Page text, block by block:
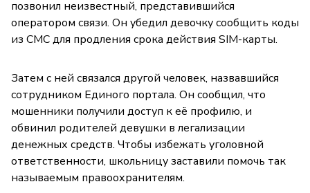
позвонил неизвестный, представившийся
оператором связи. Он убедил девочку сообщить коды
из СМС для продления срока действия SIM-карты.
Затем с ней связался другой человек, назвавшийся
сотрудником Единого портала. Он сообщил, что
мошенники получили доступ к её профилю, и
обвинил родителей девушки в легализации
денежных средств. Чтобы избежать уголовной
ответственности, школьницу заставили помочь так
называемым правоохранителям.